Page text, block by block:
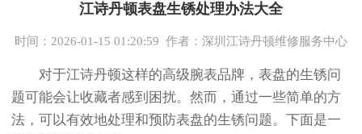
江诗丹顿表盘生锈处理办法大全
时间：2026-01-15 01:20:59 作者：深圳江诗丹顿维修服务中心
对于江诗丹顿这样的高级腕表品牌，表盘的生锈问
题可能会让收藏者感到困扰。然而，通过一些简单的方
法，可以有效地处理和预防表盘的生锈问题。下面是一